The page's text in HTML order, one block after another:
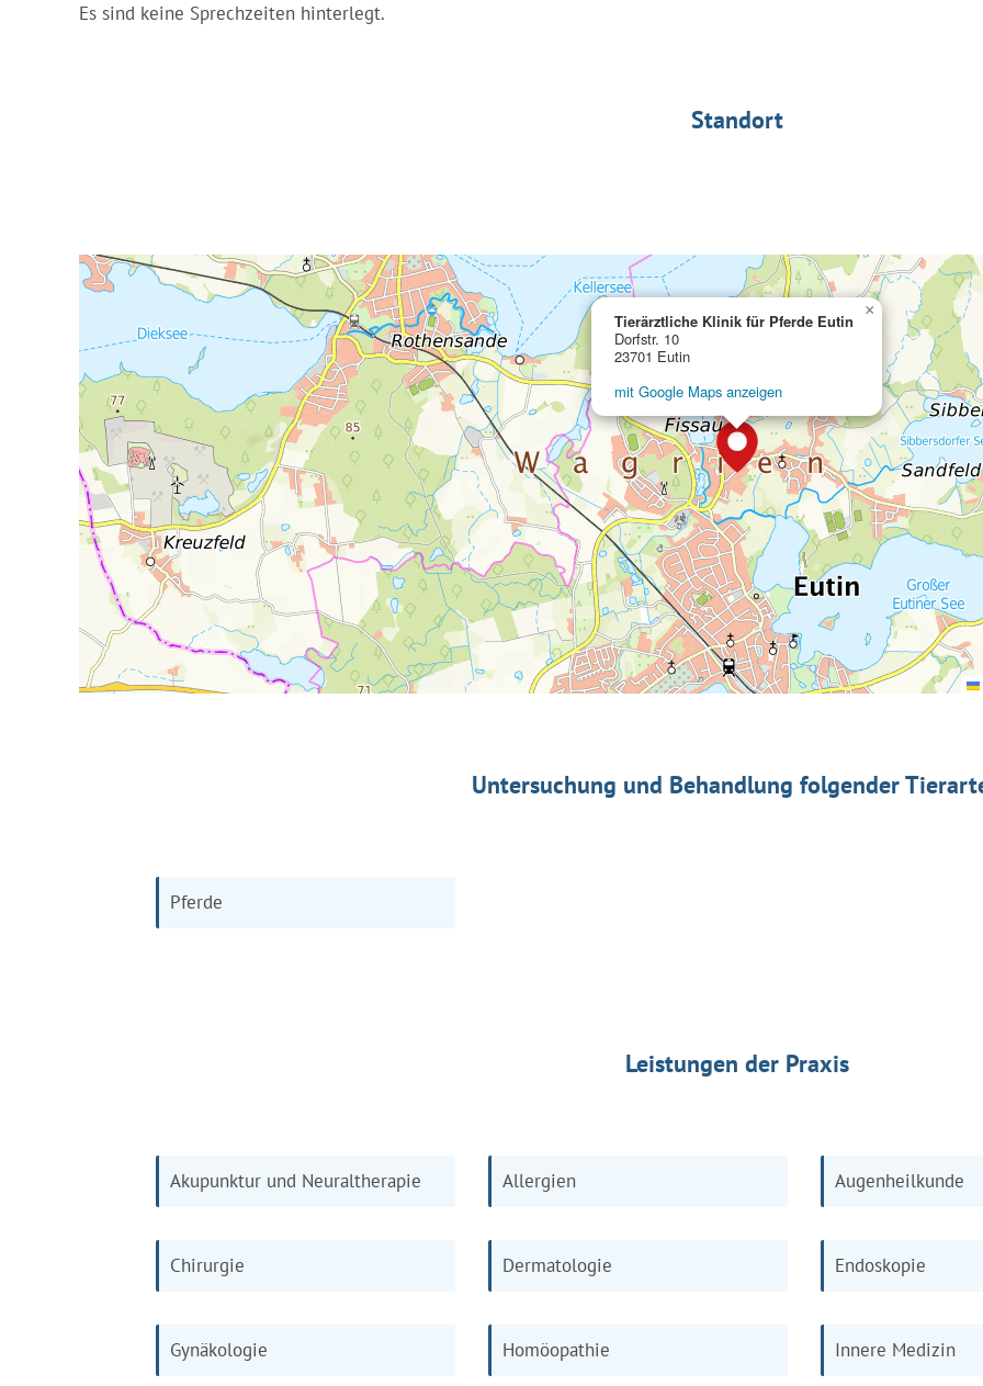
Es sind keine Sprechzeiten hinterlegt.
Standort
Tierärztliche Klinik für Pferde Eutin
Dorfstr. 10
23701 Eutin
mit Google Maps anzeigen
×
Untersuchung und Behandlung folgender
Pferde
Leistungen der Praxis
Akupunktur und Neuraltherapie Allergien Augenheilkunde
Chirurgie Dermatologie Endoskopie
Gynäkologie Homöopathie Innere Medizin